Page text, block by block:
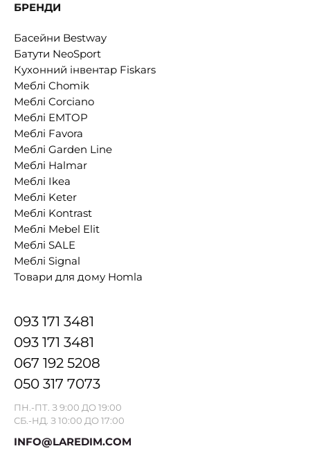
БРЕНДИ
Басейни Bestway
Батути NeoSport
Кухонний інвентар Fiskars
Меблі Chomik
Меблі Corciano
Меблі EMTOP
Меблі Favora
Меблі Garden Line
Меблі Halmar
Меблі Ikea
Меблі Keter
Меблі Kontrast
Меблі Mebel Elit
Меблі SALE
Меблі Signal
Товари для дому Homla
093 171 3481
093 171 3481
067 192 5208
050 317 7073
ПН.-ПТ. З 9:00 ДО 19:00
СБ.-НД. З 10:00 ДО 17:00
INFO@LAREDIM.COM